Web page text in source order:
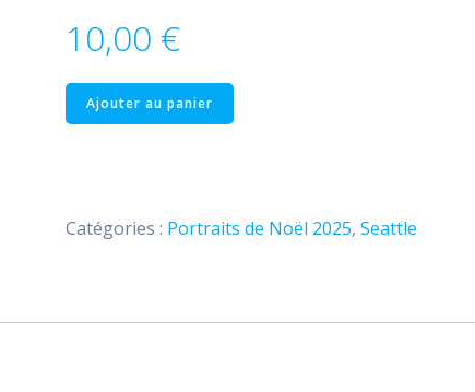
10,00 €
quantité
de
Product
Ajouter au panier
Catégories : Portraits de Noël 2025, Seattle